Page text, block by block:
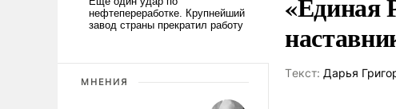
МНЕНИЯ
Tекст: Дарья